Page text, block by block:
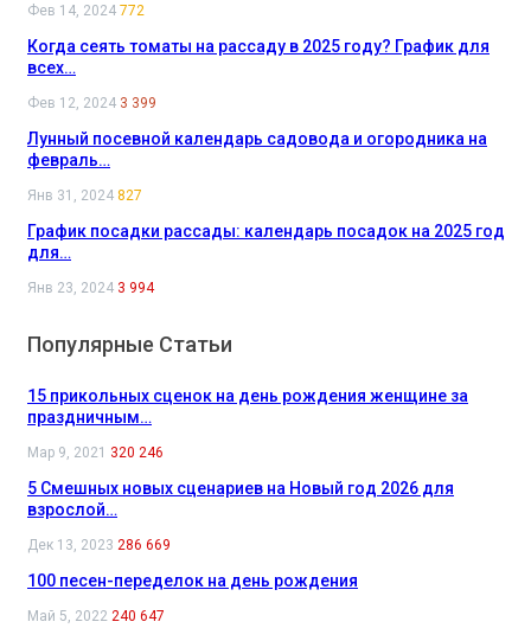
Фев 14, 2024 772
Когда сеять томаты на рассаду в 2025 году? График для
всех…
Фев 12, 2024 3 399
Лунный посевной календарь садовода и огородника на
февраль…
Янв 31, 2024 827
График посадки рассады: календарь посадок на 2025 год
для…
Янв 23, 2024 3 994
Популярные Статьи
15 прикольных сценок на день рождения женщине за
праздничным…
Мар 9, 2021 320 246
5 Смешных новых сценариев на Новый год 2026 для
взрослой…
Дек 13, 2023 286 669
100 песен-переделок на день рождения
Май 5, 2022 240 647